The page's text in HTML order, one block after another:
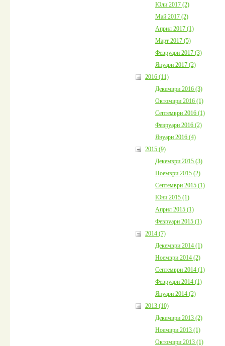
Юли 2017 (2)
Май 2017 (2)
Април 2017 (1)
Март 2017 (5)
Февруари 2017 (3)
Януари 2017 (2)
2016 (11)
Декември 2016 (3)
Октомври 2016 (1)
Септември 2016 (1)
Февруари 2016 (2)
Януари 2016 (4)
2015 (9)
Декември 2015 (3)
Ноември 2015 (2)
Септември 2015 (1)
Юни 2015 (1)
Април 2015 (1)
Февруари 2015 (1)
2014 (7)
Декември 2014 (1)
Ноември 2014 (2)
Септември 2014 (1)
Февруари 2014 (1)
Януари 2014 (2)
2013 (10)
Декември 2013 (2)
Ноември 2013 (1)
Октомври 2013 (1)